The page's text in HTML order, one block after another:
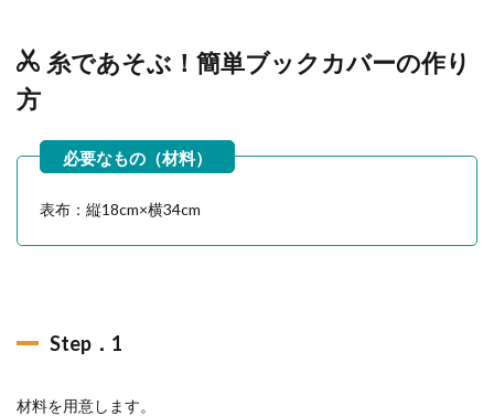
糸であそぶ！簡単ブックカバーの作り
方
表布：縦18cm×横34cm
Step．1
材料を用意します。